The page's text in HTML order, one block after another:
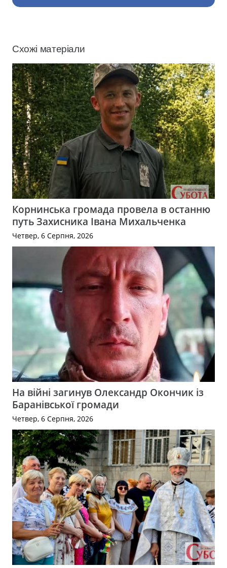
Схожі матеріали
Корнинська громада провела в останню
путь Захисника Івана Михальченка
Четвер, 6 Серпня, 2026
На війні загинув Олександр Окончик із
Баранівської громади
Четвер, 6 Серпня, 2026